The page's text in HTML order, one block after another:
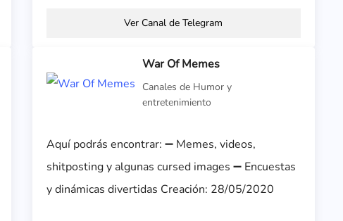
Ver Canal de Telegram
War Of Memes
Canales de Humor y
entretenimiento
Aquí podrás encontrar: ➖ Memes, videos,
shitposting y algunas cursed images ➖ Encuestas
y dinámicas divertidas Creación: 28/05/2020